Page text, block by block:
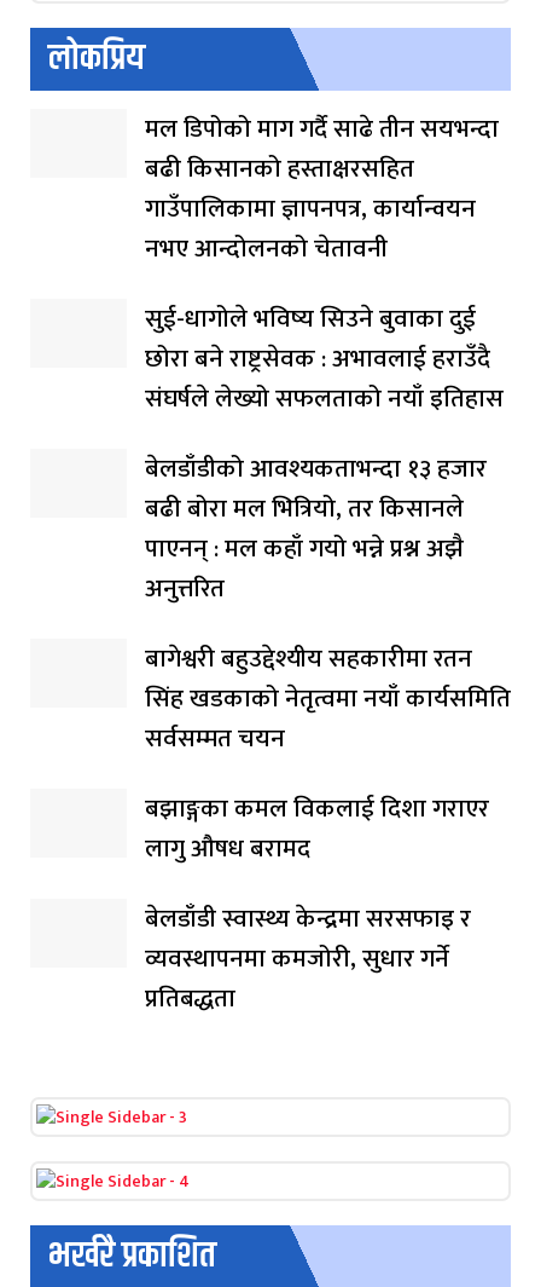
लोकप्रिय
मल डिपोको माग गर्दै साढे तीन सयभन्दा
बढी किसानको हस्ताक्षरसहित
गाउँपालिकामा ज्ञापनपत्र, कार्यान्वयन
नभए आन्दोलनको चेतावनी
सुई-धागोले भविष्य सिउने बुवाका दुई
छोरा बने राष्ट्रसेवक : अभावलाई हराउँदै
संघर्षले लेख्यो सफलताको नयाँ इतिहास
बेलडाँडीको आवश्यकताभन्दा १३ हजार
बढी बोरा मल भित्रियो, तर किसानले
पाएनन् : मल कहाँ गयो भन्ने प्रश्न अझै
अनुत्तरित
बागेश्वरी बहुउद्देश्यीय सहकारीमा रतन
सिंह खडकाको नेतृत्वमा नयाँ कार्यसमिति
सर्वसम्मत चयन
बझाङ्गका कमल विकलाई दिशा गराएर
लागु औषध बरामद
बेलडाँडी स्वास्थ्य केन्द्रमा सरसफाइ र
व्यवस्थापनमा कमजोरी, सुधार गर्ने
प्रतिबद्धता
भर्खरै प्रकाशित